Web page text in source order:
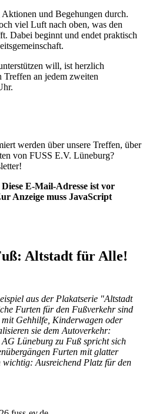
und Begehungen durch.
viel Luft nach oben, was den
Dabei beginnt und endet praktisch
will, ist herzlich
Treffen an jedem zweiten
werden über unsere Treffen, über
von FUSS E.V. Lüneburg?
Diese E-Mail-Adresse ist vor
Anzeige muss JavaScript
Altstadt für Alle!
aus der Plakatserie "Altstadt
Furten für den Fußverkehr sind
Gehhilfe, Kinderwagen oder
sie dem Autoverkehr:
Lüneburg zu Fuß spricht sich
Furten mit glatter
Ausreichend Platz für den